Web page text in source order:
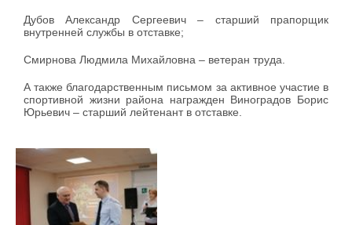
Дубов Александр Сергеевич – старший прапорщик
внутренней службы в отставке;
Смирнова Людмила Михайловна – ветеран труда.
А также благодарственным письмом за активное участие в
спортивной жизни района награжден Виноградов Борис
Юрьевич – старший лейтенант в отставке.